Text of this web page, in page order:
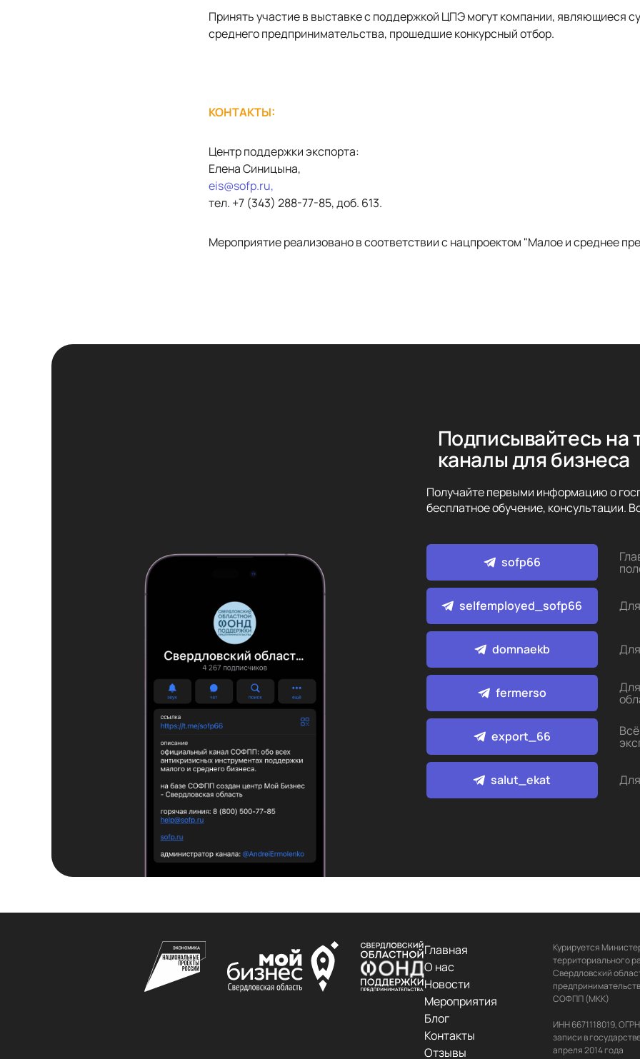
Принять участие в выставке с поддержкой ЦПЭ могут компании, являющиеся
среднего предпринимательства, прошедшие конкурсный отбор.
КОНТАКТЫ:
Центр поддержки экспорта:
Елена Синицына,
eis@sofp.ru,
тел. +7 (343) 288-77-85, доб. 613.
Мероприятие реализовано в соответствии с нацпроектом "Малое и среднее
Подписывайтесь на
каналы для бизнеса
Получайте первыми информацию о
бесплатное обучение, консультации.
sofp66
selfemployed_sofp66
domnaekb
fermerso
export_66
salut_ekat
Главная
О нас
Новости
Мероприятия
Блог
Контакты
Отзывы
Курируется
территориального
Свердловский
СОФПП (МКК)
ИНН 6671118019,
записи в
апреля 2014 года